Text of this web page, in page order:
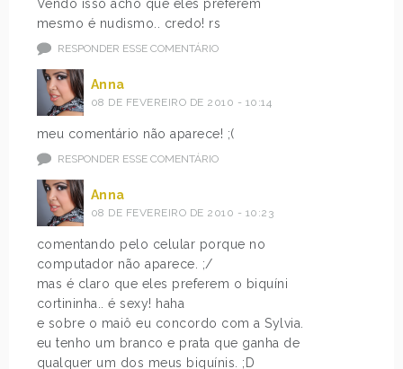
Vendo isso acho que eles preferem
mesmo é nudismo.. credo! rs
RESPONDER ESSE COMENTÁRIO
Anna
08 DE FEVEREIRO DE 2010 - 10:14
meu comentário não aparece! ;(
RESPONDER ESSE COMENTÁRIO
Anna
08 DE FEVEREIRO DE 2010 - 10:23
comentando pelo celular porque no
computador não aparece. ;/
mas é claro que eles preferem o biquíni
cortininha.. é sexy! haha
e sobre o maiô eu concordo com a Sylvia.
eu tenho um branco e prata que ganha de
qualquer um dos meus biquínis. ;D